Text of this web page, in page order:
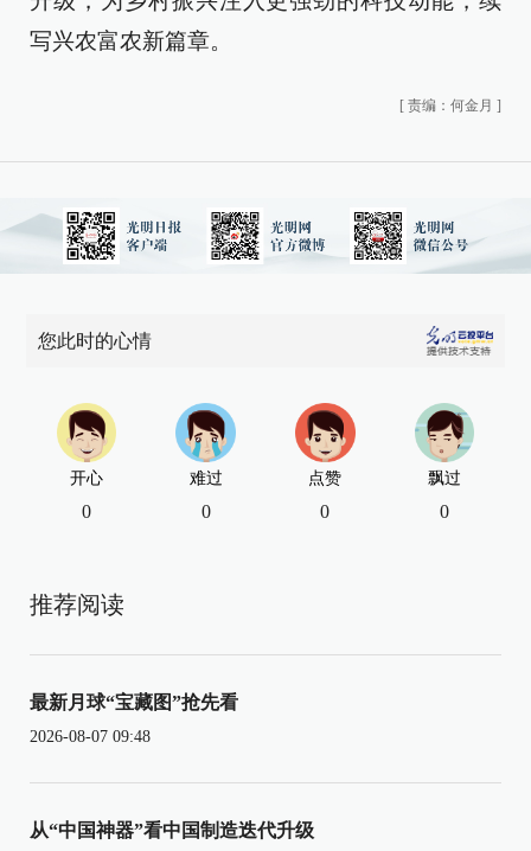
写兴农富农新篇章。
[ 责编：何金月 ]
您此时的心情
开心
0
难过
0
点赞
0
飘过
0
推荐阅读
最新月球“宝藏图”抢先看
2026-08-07 09:48
从“中国神器”看中国制造迭代升级